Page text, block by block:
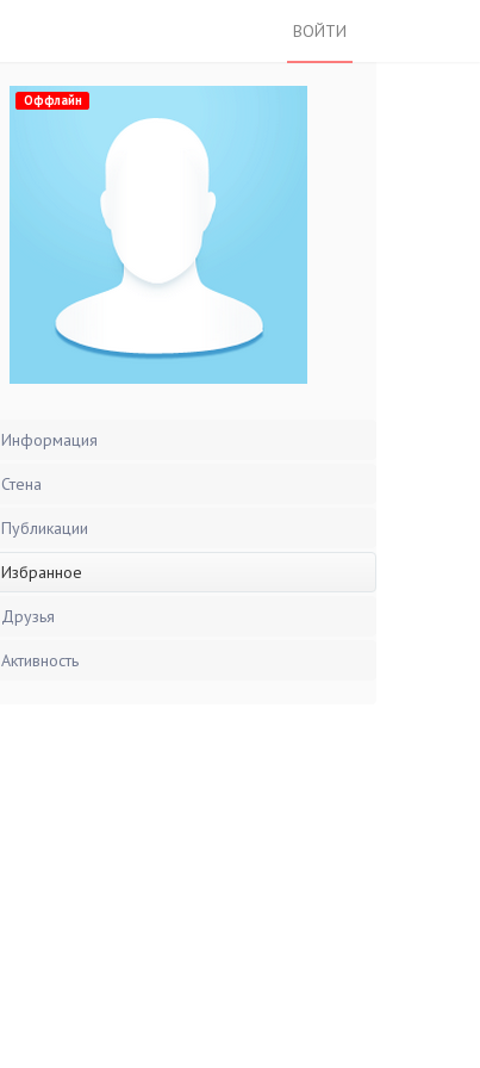
ВОЙТИ
Оффлайн
Информация
Стена
Публикации
Избранное
Друзья
Активность